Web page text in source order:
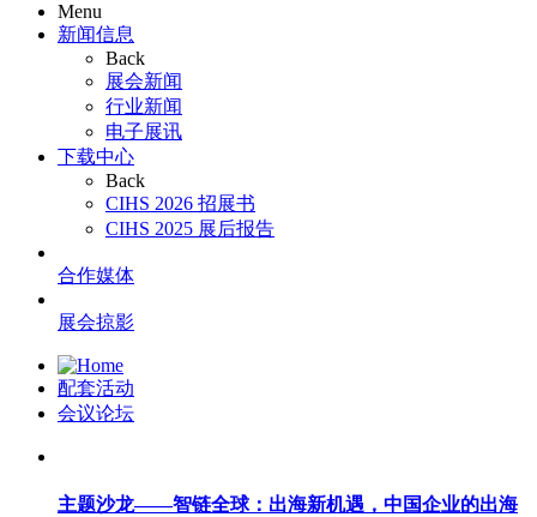
Menu
新闻信息
Back
展会新闻
行业新闻
电子展讯
下载中心
Back
CIHS 2026 招展书
CIHS 2025 展后报告
合作媒体
展会掠影
配套活动
会议论坛
主题沙龙——智链全球：出海新机遇，中国企业的出海